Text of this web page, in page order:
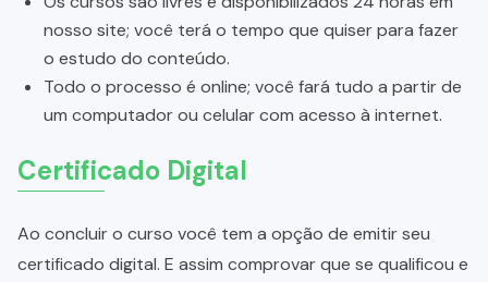
nosso site; você terá o tempo que quiser para fazer
o estudo do conteúdo.
Todo o processo é online; você fará tudo a partir de
um computador ou celular com acesso à internet.
Certificado Digital
Ao concluir o curso você tem a opção de emitir seu
certificado digital. E assim comprovar que se qualificou e